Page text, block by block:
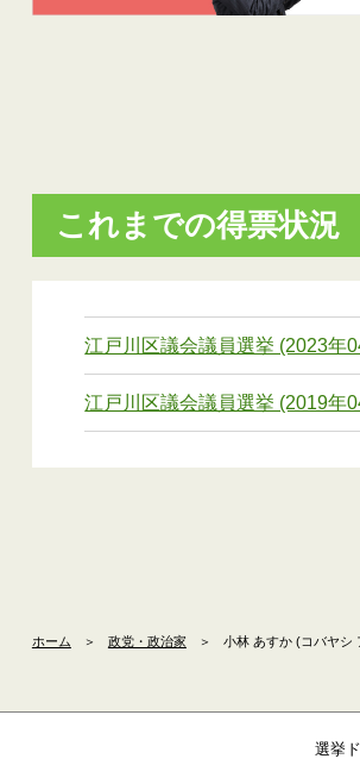
これまでの得票状況
江戸川区議会議員選挙 (2023年
江戸川区議会議員選挙 (2019年
ホーム ＞ 政党・政治家 ＞ 小林 あすか (コバヤシ
選挙